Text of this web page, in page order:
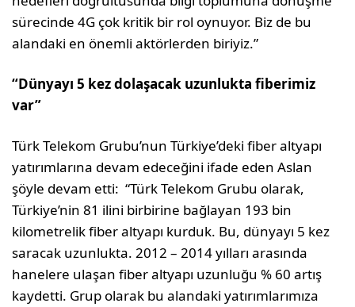
sürecinde 4G çok kritik bir rol oynuyor. Biz de bu
alandaki en önemli aktörlerden biriyiz.”
“Dünyayı 5 kez dolaşacak uzunlukta fiberimiz
var”
Türk Telekom Grubu’nun Türkiye’deki fiber altyapı
yatırımlarına devam edeceğini ifade eden Aslan
şöyle devam etti: “Türk Telekom Grubu olarak,
Türkiye’nin 81 ilini birbirine bağlayan 193 bin
kilometrelik fiber altyapı kurduk. Bu, dünyayı 5 kez
saracak uzunlukta. 2012 – 2014 yılları arasında
hanelere ulaşan fiber altyapı uzunluğu % 60 artış
kaydetti. Grup olarak bu alandaki yatırımlarımıza